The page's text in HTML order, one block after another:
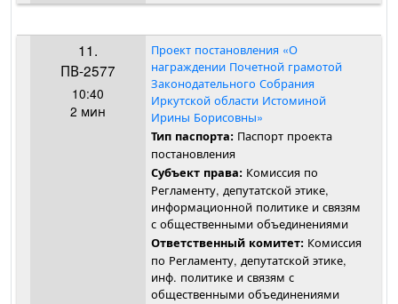
11.
ПВ-2577
10:40
2 мин
Проект постановления «О
награждении Почетной грамотой
Законодательного Собрания
Иркутской области Истоминой
Ирины Борисовны»
Тип паспорта: Паспорт проекта
постановления
Субъект права: Комиссия по
Регламенту, депутатской этике,
информационной политике и связям
с общественными объединениями
Ответственный комитет: Комиссия
по Регламенту, депутатской этике,
инф. политике и связям с
общественными объединениями